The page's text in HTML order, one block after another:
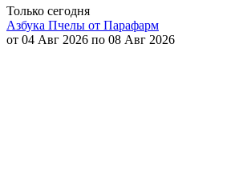
Только сегодня
Азбука Пчелы от Парафарм
от 04 Авг 2026 по 08 Авг 2026